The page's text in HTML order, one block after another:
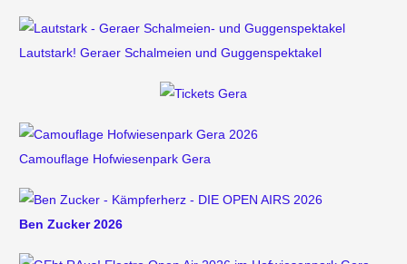
Lautstark! Geraer Schalmeien und Guggenspektakel
Camouflage Hofwiesenpark Gera
Ben Zucker 2026